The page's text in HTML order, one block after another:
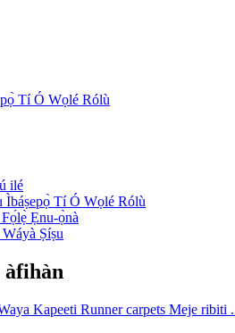
Tí Ó Wọlé Rólù
ilé
Ìbáṣepọ̀ Tí Ó Wọlé Rólù
Ẹnu-ọ̀nà
Ṣíṣu
àfihàn